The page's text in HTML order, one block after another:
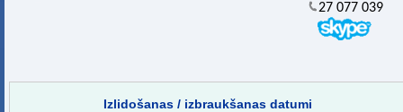
27 077 039
Izlidošanas / izbraukšanas datumi